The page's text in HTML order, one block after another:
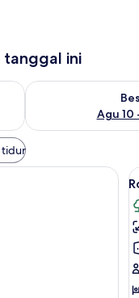
tanggal ini
Agu 9 - Agu 10
Agu 10
Periksa
tidur
minibar, brankas,